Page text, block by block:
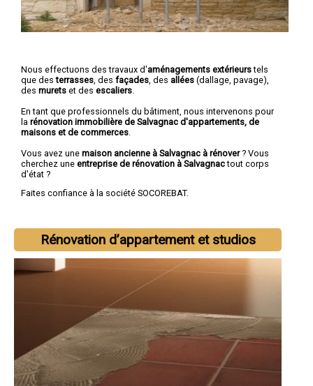
Nous effectuons des travaux d'aménagements extérieurstels
que desterrasses , des façades , des allées (dallage, pavage),
des murets et des escaliers
En tant que professionnels du bâtiment, nous intervenons pour
la rénovation immobilière de Salvagnac d'appartements, de
maisons et de commerces
Vous avez une maison ancienne à Salvagnac à rénover? Vous
cherchez une entreprise de rénovation à Salvagnactout corps
d'état ?
Faites confiance à la société SOCOREBAT.
Rénovation d’appartement et studios